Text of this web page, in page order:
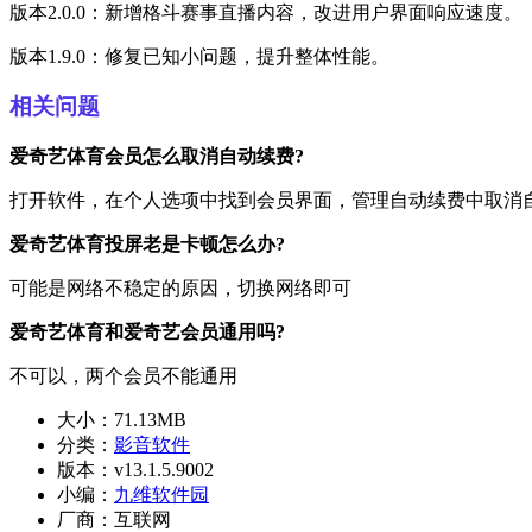
版本2.0.0：新增格斗赛事直播内容，改进用户界面响应速度。
版本1.9.0：修复已知小问题，提升整体性能。
相关问题
爱奇艺体育会员怎么取消自动续费?
打开软件，在个人选项中找到会员界面，管理自动续费中取消
爱奇艺体育投屏老是卡顿怎么办?
可能是网络不稳定的原因，切换网络即可
爱奇艺体育和爱奇艺会员通用吗?
不可以，两个会员不能通用
大小： 71.13MB
分类： 影音软件
版本： v13.1.5.9002
小编： 九维软件园
厂商： 互联网